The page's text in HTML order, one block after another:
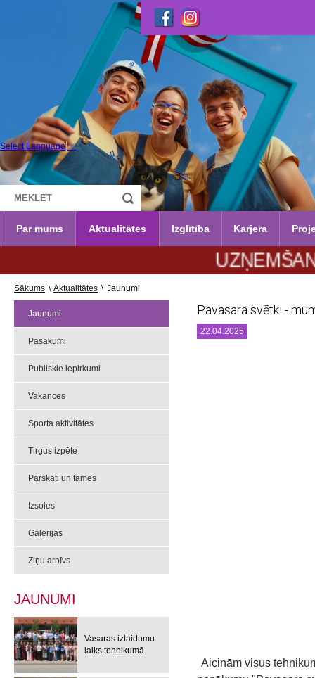
Select Language ▼
Par mums Aktualitātes Izglītība Karjera
UZŅEMŠANA
Sākums \ Aktualitātes \ Jaunumi
Jaunumi
Pasākumi
Publiskie iepirkumi
Vakances
Sporta aktivitātes
Tirgus izpēte
Pārskati un tāmes
Izsoles
Galerijas
Ziņu arhīvs
JAUNUMI
Vasaras izlaidumu
laiks tehnikumā
Pavasara svētki -
22.04.2025
Aicinām visus